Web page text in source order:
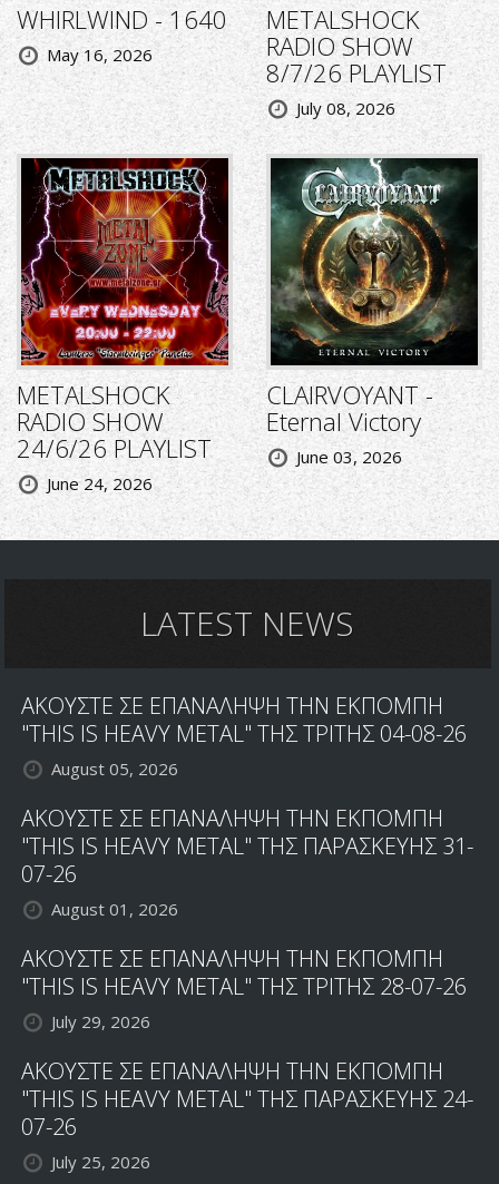
WHIRLWIND - 1640
May 16, 2026
METALSHOCK
RADIO SHOW
8/7/26 PLAYLIST
July 08, 2026
METALSHOCK
RADIO SHOW
24/6/26 PLAYLIST
June 24, 2026
CLAIRVOYANT -
Eternal Victory
June 03, 2026
LATEST NEWS
ΑΚΟΥΣΤΕ ΣΕ ΕΠΑΝΑΛΗΨΗ ΤΗΝ ΕΚΠΟΜΠΗ
"THIS IS HEAVY METAL" ΤΗΣ ΤΡΙΤΗΣ 04-08-26
August 05, 2026
ΑΚΟΥΣΤΕ ΣΕ ΕΠΑΝΑΛΗΨΗ ΤΗΝ ΕΚΠΟΜΠΗ
"THIS IS HEAVY METAL" ΤΗΣ ΠΑΡΑΣΚΕΥΗΣ 31-
07-26
August 01, 2026
ΑΚΟΥΣΤΕ ΣΕ ΕΠΑΝΑΛΗΨΗ ΤΗΝ ΕΚΠΟΜΠΗ
"THIS IS HEAVY METAL" ΤΗΣ ΤΡΙΤΗΣ 28-07-26
July 29, 2026
ΑΚΟΥΣΤΕ ΣΕ ΕΠΑΝΑΛΗΨΗ ΤΗΝ ΕΚΠΟΜΠΗ
"THIS IS HEAVY METAL" ΤΗΣ ΠΑΡΑΣΚΕΥΗΣ 24-
07-26
July 25, 2026